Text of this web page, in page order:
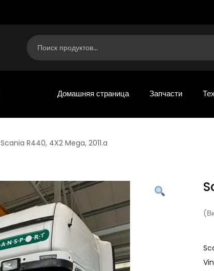
Домашняя страница Запчасти
Scania R440, 4X2 Mega, 2011.a